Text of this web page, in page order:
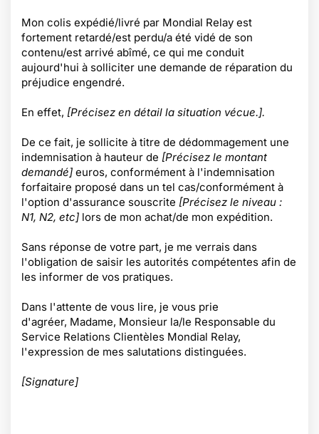
Mon colis expédié/livré par Mondial Relay est
fortement retardé/est perdu/a été vidé de son
contenu/est arrivé abîmé, ce qui me conduit
aujourd'hui à solliciter une demande de réparation du
préjudice engendré.
En effet, [Précisez en détail la situation vécue.].
De ce fait, je sollicite à titre de dédommagement une
indemnisation à hauteur de [Précisez le montant
demandé] euros, conformément à l'indemnisation
forfaitaire proposé dans un tel cas/conformément à
l'option d'assurance souscrite [Précisez le niveau :
N1, N2, etc] lors de mon achat/de mon expédition.
Sans réponse de votre part, je me verrais dans
l'obligation de saisir les autorités compétentes afin de
les informer de vos pratiques.
Dans l'attente de vous lire, je vous prie
d'agréer, Madame, Monsieur la/le Responsable du
Service Relations Clientèles Mondial Relay,
l'expression de mes salutations distinguées.
[Signature]